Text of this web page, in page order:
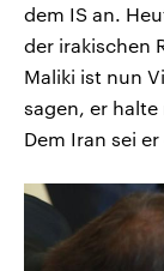
dem IS an.
der irakischen
Maliki ist nun
sagen, er
Dem Iran sei